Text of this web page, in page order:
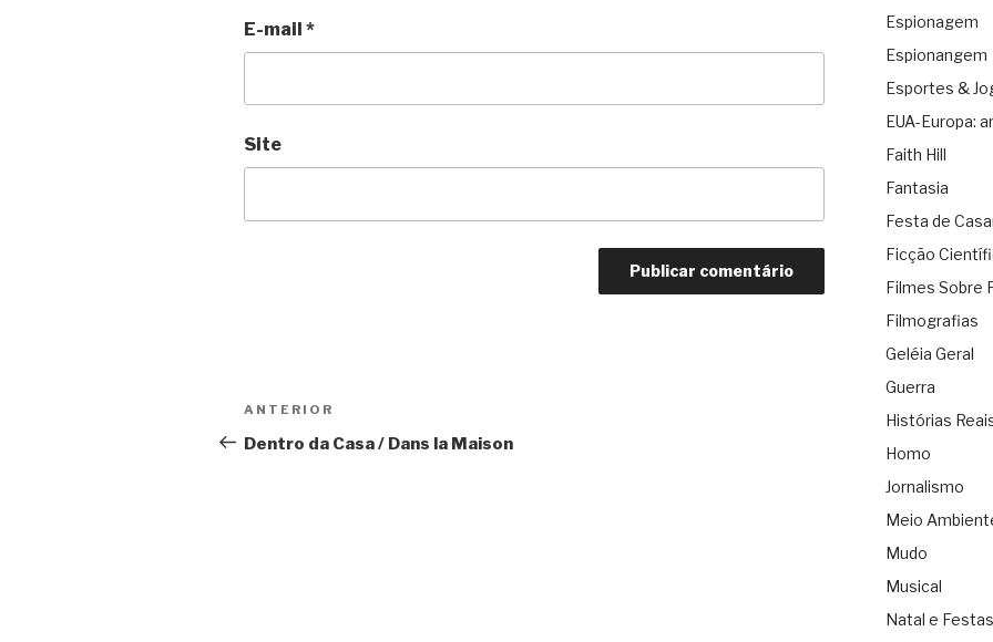
E-mail *
Site
Navegação
de
Anterior
ANTERIOR
Dentro da Casa / Dans la Maison
Espionagem
Espionangem
Esportes &
EUA-Europa:
Faith Hill
Fantasia
Festa de
Ficção
Filmes Sobre
Filmografias
Geléia Geral
Guerra
Histórias
Homo
Jornalismo
Meio
Mudo
Musical
Natal e Festas